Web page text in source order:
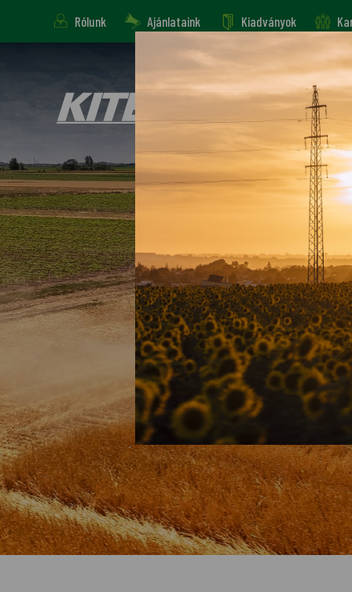
Rólunk Ajánlataink Kiadványok
Gépek, eszközök Alkatrész,